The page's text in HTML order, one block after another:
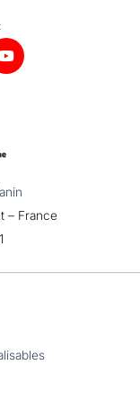
– France